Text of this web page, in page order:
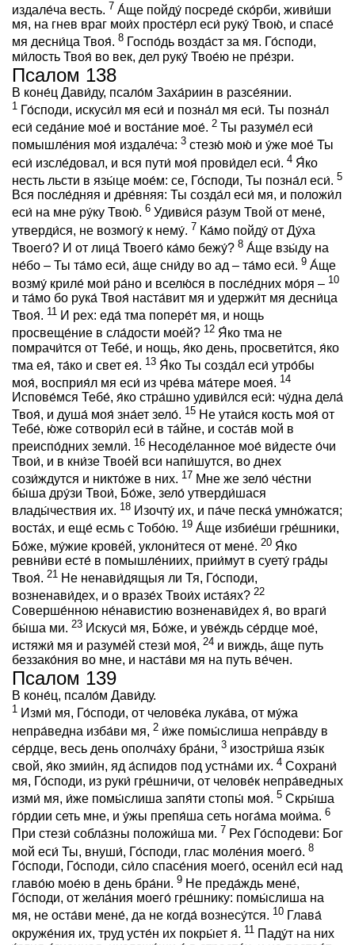
издале́ча весть. 7 А́ще пойду́ посреде́ ско́рби, живи́ши
мя, на гнев враг мои́х просте́рл еси́ руку́ Твою́, и спасе́
мя десни́ца Твоя́. 8 Госпо́дь возда́ст за мя. Го́споди,
ми́лость Твоя́ во век, дел руку́ Твое́ю не пре́зри.
Псалом 138
В коне́ц Дави́ду, псало́м Заха́риин в разсе́янии.
1 Го́споди, искуси́л мя еси́ и позна́л мя еси́. Ты позна́л
еси́ седа́ние мое́ и воста́ние мое́. 2 Ты разуме́л еси́
помышле́ния моя́ издале́ча: 3 стезю́ мою́ и у́же мое́ Ты
еси́ изсле́довал, и вся пути́ моя́ прови́дел еси́. 4 Я́ко
несть льсти в язы́це мое́м: се, Го́споди, Ты позна́л еси́. 5
Вся после́дняя и дре́вняя: Ты созда́л еси́ мя, и положи́л
еси́ на мне ру́ку Твою́. 6 Удиви́ся ра́зум Твой от мене́,
утверди́ся, не возмогу́ к нему́. 7 Ка́мо пойду́ от Ду́ха
Твоего́? И от лица́ Твоего́ ка́мо бежу́? 8 А́ще взы́ду на
не́бо – Ты та́мо еси́, а́ще сни́ду во ад – та́мо еси́. 9 А́ще
возму́ криле́ мои́ ра́но и вселю́ся в после́дних мо́ря – 10
и та́мо бо рука́ Твоя́ наста́вит мя и удержи́т мя десни́ца
Твоя́. 11 И рех: еда́ тма попере́т мя, и нощь
просвеще́ние в сла́дости мое́й? 12 Я́ко тма не
помрачи́тся от Тебе́, и нощь, я́ко день, просвети́тся, я́ко
тма ея́, та́ко и свет ея́. 13 Я́ко Ты созда́л еси́ утро́бы
моя́, восприя́л мя еси́ из чре́ва ма́тере моея́. 14
Испове́мся Тебе́, я́ко стра́шно удиви́лся еси́: чу́дна дела́
Твоя́, и душа́ моя́ зна́ет зело́. 15 Не утаи́ся кость моя́ от
Тебе́, ю́же сотвори́л еси́ в та́йне, и соста́в мой в
преиспо́дних земли́. 16 Несоде́ланное мое́ ви́десте о́чи
Твои́, и в кни́зе Твое́й вси напи́шутся, во днех
сози́ждутся и никто́же в них. 17 Мне же зело́ че́стни
бы́ша дру́зи Твои́, Бо́же, зело́ утверди́шася
влады́чествия их. 18 Изочту́ их, и па́че песка́ умно́жатся;
воста́х, и еще́ есмь с Тобо́ю. 19 А́ще избие́ши гре́шники,
Бо́же, му́жие крове́й, уклони́теся от мене́. 20 Я́ко
ревни́ви есте́ в помышле́ниих, прии́мут в суету́ гра́ды
Твоя́. 21 Не ненави́дящыя ли Тя, Го́споди,
возненави́дех, и о вразе́х Твои́х иста́ях? 22
Соверше́нною не́навистию возненави́дех я́, во враги́
бы́ша ми. 23 Искуси́ мя, Бо́же, и уве́ждь се́рдце мое́,
истяжи́ мя и разуме́й стези́ моя́, 24 и виждь, а́ще путь
беззако́ния во мне, и наста́ви мя на путь ве́чен.
Псалом 139
В коне́ц, псало́м Дави́ду.
1 Изми́ мя, Го́споди, от челове́ка лука́ва, от му́жа
непра́ведна изба́ви мя, 2 и́же помы́слиша непра́вду в
се́рдце, весь день ополча́ху бра́ни, 3 изостри́ша язы́к
свой, я́ко змии́н, яд а́спидов под устна́ми их. 4 Сохрани́
мя, Го́споди, из руки́ гре́шничи, от челове́к непра́ведных
изми́ мя, и́же помы́слиша запя́ти стопы́ моя́. 5 Скры́ша
го́рдии сеть мне, и у́жы препя́ша сеть нога́ма мои́ма. 6
При стези́ собла́зны положи́ша ми. 7 Рех Го́сподеви: Бог
мой еси́ Ты, внуши́, Го́споди, глас моле́ния моего́. 8
Го́споди, Го́споди, си́ло спасе́ния моего́, осени́л еси́ над
главо́ю мое́ю в день бра́ни. 9 Не преда́ждь мене́,
Го́споди, от жела́ния моего́ гре́шнику: помы́слиша на
мя, не оста́ви мене́, да не когда́ вознесу́тся. 10 Глава́
окруже́ния их, труд усте́н их покры́ет я́. 11 Паду́т на них